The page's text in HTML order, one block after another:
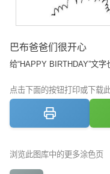
巴布爸爸们很开心
给“HAPPY BIRTHDAY”文字
点击下面的按钮打印或下载
浏览此图库中的更多涂色页